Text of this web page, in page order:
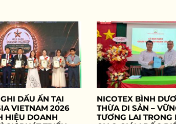
DẤU ẤN TẠI
VIETNAM 2026
HIỆU DOANH
NICOTEX BÌNH
THỪA DI SẢN –
TƯƠNG LAI TRONG